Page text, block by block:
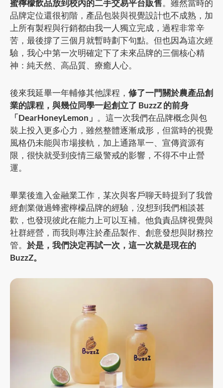
蜜檸檬飲品放到校內的二手交易平台販售。雖然當時的
品牌定位還很初階，產品包裝與視覺設計也不成熟，加
上所有製程與行銷都由我一人獨立完成，過程非常辛
苦，最後撐了三個月就暫時劃下句點。但也因為這次經
驗，我心中第一次明確定下了未來品牌的三個核心精
神：純天然、高品質、療癒人心。
後來我延畢一年輔修其他課程， 修了一門關於農產品創
業的課程，與幾位同學一起創立了 BuzzZ 的前身
「DearHoneyLemon」 。這一次我們在品牌概念與包
裝上投入更多心力，雖然整體逐漸成形，但當時的視覺
風格仍未能與市場接軌，加上通路單一、宣傳資源有
限，很快就受到疫情三級警戒的影響，不得不中止營
運。
畢業後進入金融業工作，某次與客戶聊天時提到了我曾
經創業做過蜂蜜檸檬品牌的經驗，沒想到我們相談甚
歡，也發現彼此在能力上可以互補。他負責品牌視覺與
社群經營，而我則專注於產品製作、創意發想與財務控
管。 於是，我們決定再試一次，這一次就是現在的
BuzzZ。